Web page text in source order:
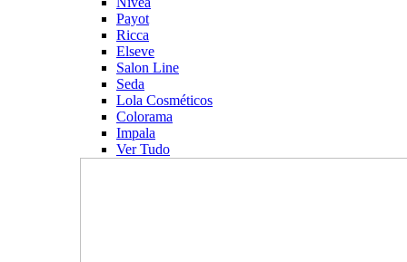
Payot
Ricca
Elseve
Salon Line
Seda
Lola Cosméticos
Colorama
Impala
Ver Tudo